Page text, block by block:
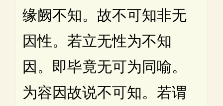
缘阙不知。故不可知非无
因性。若立无性为不知
因。即毕竟无可为同喻。
为容因故说不可知。若谓